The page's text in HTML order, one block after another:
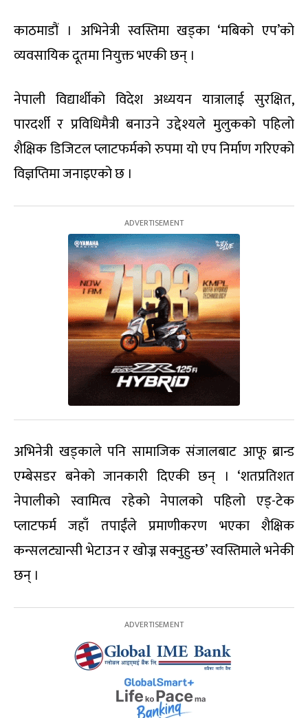
काठमाडौं । अभिनेत्री स्वस्तिमा खड्का ‘मबिको एप’को
व्यवसायिक दूतमा नियुक्त भएकी छन् ।
नेपाली विद्यार्थीको विदेश अध्ययन यात्रालाई सुरक्षित,
पारदर्शी र प्रविधिमैत्री बनाउने उद्देश्यले मुलुकको पहिलो
शैक्षिक डिजिटल प्लाटफर्मको रुपमा यो एप निर्माण गरिएको
विज्ञप्तिमा जनाइएको छ ।
अभिनेत्री खड्काले पनि सामाजिक संजालबाट आफू ब्रान्ड
एम्बेसडर बनेको जानकारी दिएकी छन् । ‘शतप्रतिशत
नेपालीको स्वामित्व रहेको नेपालको पहिलो एड्-टेक
प्लाटफर्म जहाँ तपाईंले प्रमाणीकरण भएका शैक्षिक
कन्सलट्यान्सी भेटाउन र खोज्न सक्नुहुन्छ’ स्वस्तिमाले भनेकी
छन् ।